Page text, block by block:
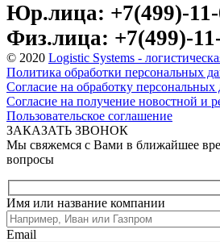
Юр.лица: +7(499)-11-
Физ.лица: +7(499)-
© 2020 Logistic Systems -
Политика обработки персональных
Согласие на обработку
Согласие на получение новостной и
Пользовательское соглашение
ЗАКАЗАТЬ ЗВОНОК
Мы свяжемся с Вами в ближайшее
вопросы
Имя или название компании
Email